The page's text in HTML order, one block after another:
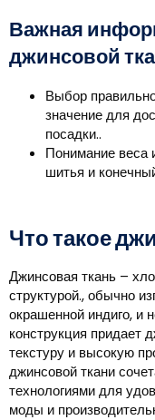
Важная
джинсовой
Выбор
значение для
посадки..
Понимание веса
шитья и
Что такое
Джинсовая ткань –
структурой., обычно
окрашенной индиго, и
конструкция придает
текстуру и высокую
джинсовой ткани
технологиями для
моды и